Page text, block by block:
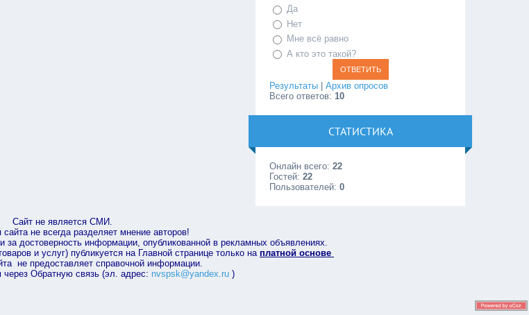
Да
Нет
Мне всё равно
А кто это такой?
Результаты |Архив опросов
Всего ответов:10
СТАТИСТИКА
Онлайн всего:22
Гостей:22
Пользователей:0
Сайт не является СМИ.
не всегда разделяет мнение авторов!
за достоверность информации, опубликованной в рекламных объявлениях.
и услуг) публикуется на Главной странице только на платной основе
не предоставляет справочной информации.
Обратную связь (эл. адрес: nvspsk@yandex.ru)